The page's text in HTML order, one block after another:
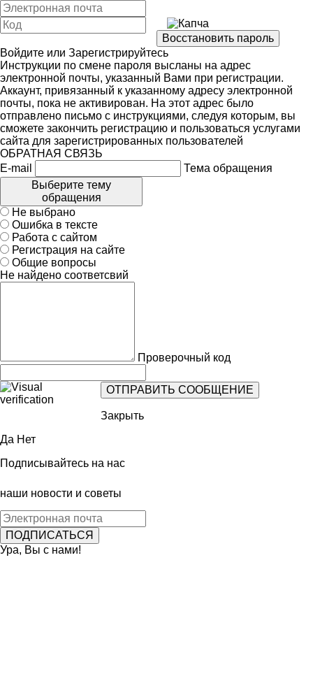
Войдите или Зарегистрируйтесь
Инструкции по смене пароля высланы на адрес
электронной почты, указанный Вами при регистрации.
Аккаунт, привязанный к указанному адресу электронной
почты, пока не активирован. На этот адрес было
отправлено письмо с инструкциями, следуя которым, вы
сможете закончить регистрацию и пользоваться услугами
сайта для зарегистрированных пользователей
ОБРАТНАЯ СВЯЗЬ
E-mail
Тема обращения
Выберите тему
обращения
Не выбрано
Ошибка в тексте
Работа с сайтом
Регистрация на сайте
Общие вопросы
Не найдено соответсвий
Проверочный код
Закрыть
Да Нет
Подписывайтесь на нас
наши новости и советы
Ура, Вы с нами!